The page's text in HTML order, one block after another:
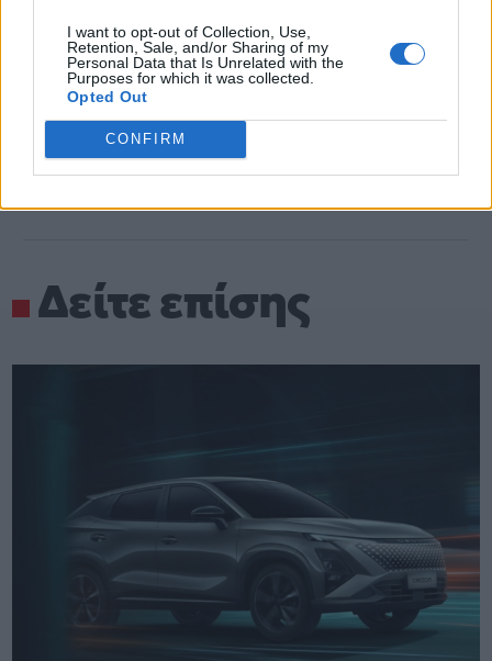
I want to opt-out of Collection, Use,
Retention, Sale, and/or Sharing of my
Personal Data that Is Unrelated with the
Purposes for which it was collected.
Opted Out
CONFIRM
κινητήρας
Δείτε επίσης